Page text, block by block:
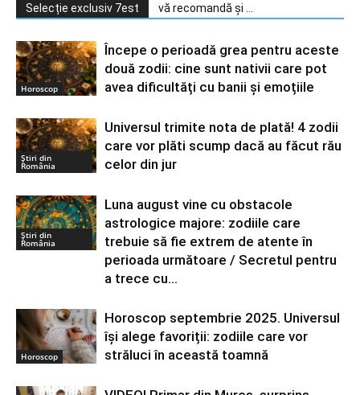
Selecție exclusiv 7est vă recomandă și ...
Horoscop
Începe o perioadă grea pentru aceste
două zodii: cine sunt nativii care pot
avea dificultăți cu banii și emoțiile
Știri din
România
Universul trimite nota de plată! 4 zodii
care vor plăti scump dacă au făcut rău
celor din jur
Știri din
România
Luna august vine cu obstacole
astrologice majore: zodiile care
trebuie să fie extrem de atente în
perioada următoare / Secretul pentru
a trece cu...
Horoscop
Horoscop septembrie 2025. Universul
își alege favoriții: zodiile care vor
străluci în această toamnă